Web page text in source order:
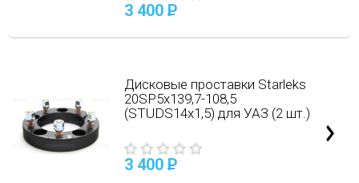
3 400 P
Дисковые проставки Starleks
20SP5х139,7-108,5
(STUDS14х1,5) для УАЗ (2 шт.)
3 400 P